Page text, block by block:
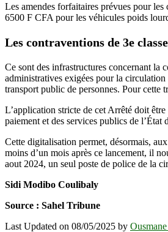
Les amendes forfaitaires prévues pour
6500 F CFA pour les véhicules poids
Les contraventions de 3e classe
Ce sont des infrastructures concernant la
administratives exigées pour la circulation
transport public de personnes. Pour cette
L’application stricte de cet Arrêté doit
paiement et des services publics de
Cette digitalisation permet, désormais,
moins d’un mois après ce lancement, il
aout 2024, un seul poste de police de la
Sidi Modibo Coulibaly
Source : Sahel Tribune
Last Updated on 08/05/2025 by